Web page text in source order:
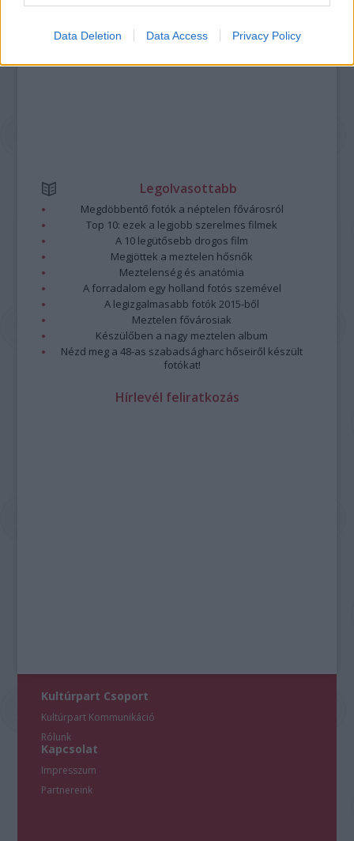
Data Deletion Data Access Privacy Policy
nem vállal, azokat nem ellenőrzi. Kifogás esetén forduljon a blog szerkesztőjéhez.
Legolvasottabb
Megdöbbentő fotók a néptelen fővárosról
Top 10: ezek a legjobb szerelmes filmek
A 10 legütősebb drogos film
Megjöttek a meztelen hősnők
Meztelenség és anatómia
A forradalom egy holland fotós szemével
A legizgalmasabb fotók 2015-ből
Meztelen fővárosiak
Készülőben a nagy meztelen album
Nézd meg a 48-as szabadságharc hőseiről készült
fotókat!
Hírlevél feliratkozás
Kultúrpart Csoport
Kultúrpart Kommunikáció
Rólunk
Kapcsolat
Impresszum
Partnereink